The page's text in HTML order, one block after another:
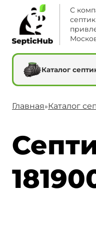
С
Каталог
Главная»Каталог